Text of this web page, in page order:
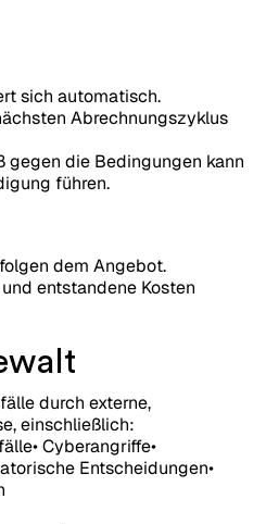
sich automatisch.
Abrechnungszyklus
gegen die Bedingungen kann
führen.
dem Angebot.
entstandene Kosten
durch externe,
einschließlich:
Cyberangriffe•
Entscheidungen•